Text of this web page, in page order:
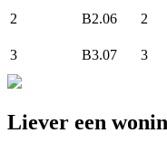
2
B2.06 2
3
B3.07 3
Liever een